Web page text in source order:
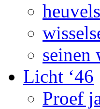
seinen
Licht ‘46
Proef